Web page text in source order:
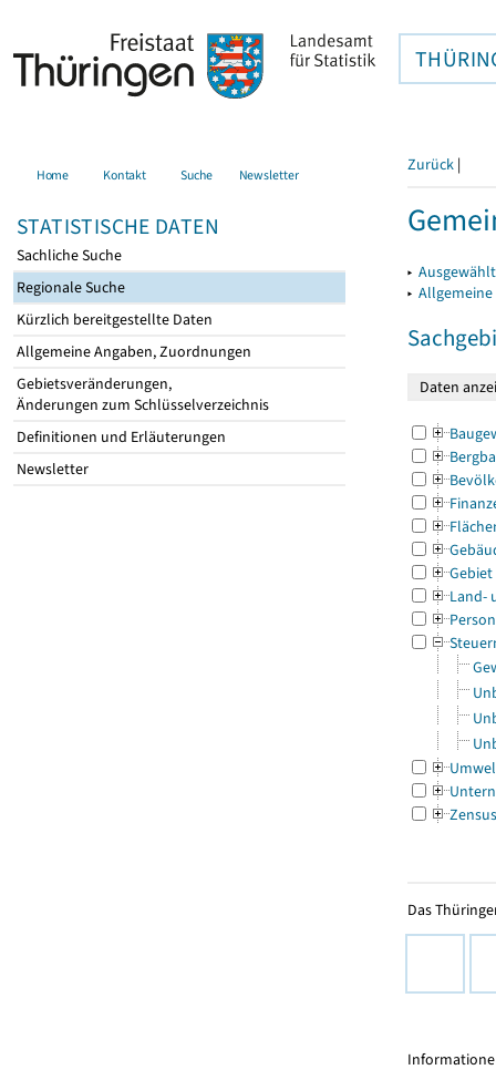
Home Kontakt Suche Newsletter
STATISTISCHE DATEN
Sachliche Suche
Regionale Suche
Kürzlich bereitgestellte Daten
Allgemeine Angaben, Zuordnungen
Gebietsveränderungen,
Änderungen zum Schlüsselverzeichnis
Definitionen und Erläuterungen
Newsletter
Zurück |
▸
▸
Gebiet
Land-
Zensus
Das